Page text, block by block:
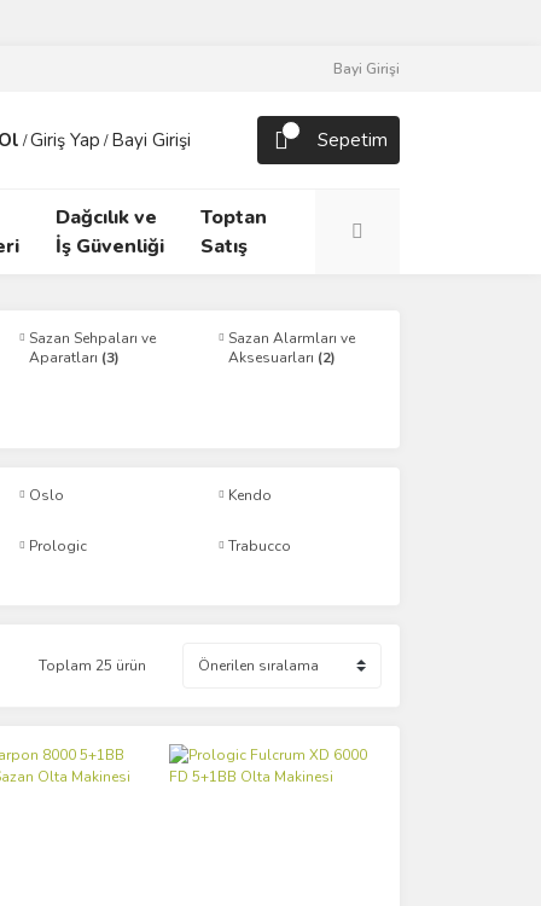
Bayi Girişi
/Giriş Yap / Bayi Girişi Sepetim
Dağcılık ve
İş Güvenliği
Toptan
Satış
Sazan Sehpaları ve
Aparatları (3)
Sazan Alarmları ve
Aksesuarları (2)
Oslo Kendo
Prologic Trabucco
Toplam 25 ürün